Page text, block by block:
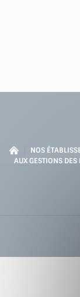
NOS
AUX GESTIONS